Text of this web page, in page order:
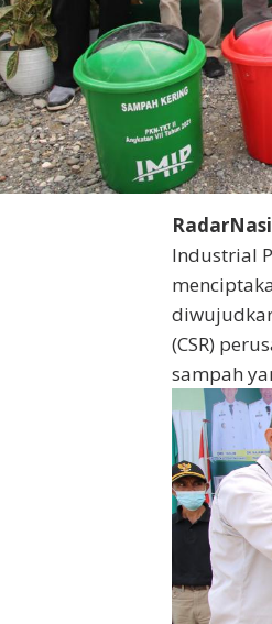
Industrial
(CSR)
sampah